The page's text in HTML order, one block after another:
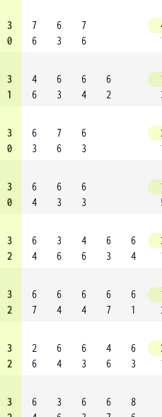
3
0
7
6
6
3
7
6
3
1
4
6
6
3
6
4
6
2
3
0
6
3
7
6
6
3
3
0
6
4
6
3
6
3
3
2
6
4
3
6
4
6
6
3
6
4
3
2
6
7
6
4
6
4
6
7
6
1
3
2
2
6
6
4
6
3
4
6
6
3
3
6
3
6
6
8